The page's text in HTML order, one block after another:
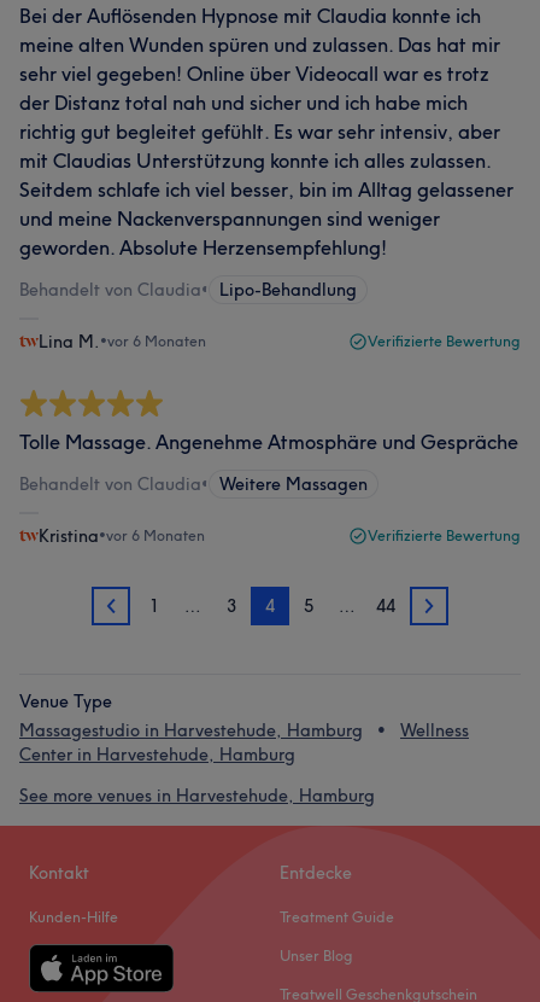
Bei der Auflösenden Hypnose mit Claudia konnte ich
meine alten Wunden spüren und zulassen. Das hat mir
sehr viel gegeben! Online über Videocall war es trotz
der Distanz total nah und sicher und ich habe mich
richtig gut begleitet gefühlt. Es war sehr intensiv, aber
mit Claudias Unterstützung konnte ich alles zulassen.
Seitdem schlafe ich viel besser, bin im Alltag gelassener
und meine Nackenverspannungen sind weniger
geworden. Absolute Herzensempfehlung!
Behandelt von Claudia• Lipo-Behandlung
Lina M. •vor 6 Monaten Verifizierte Bewertung
Tolle Massage. Angenehme Atmosphäre und Gespräche
Behandelt von Claudia• Weitere Massagen
Kristina•vor 6 Monaten Verifizierte Bewertung
3 1 … 3 4 5 … 44 5
Venue Type
Massagestudio in Harvestehude, Hamburg
Wellness
Center in Harvestehude, Hamburg
See more venues in Harvestehude, Hamburg
Kontakt
Kunden-Hilfe
Entdecke
Treatment Guide
Unser Blog
Treatwell Geschenkgutschein